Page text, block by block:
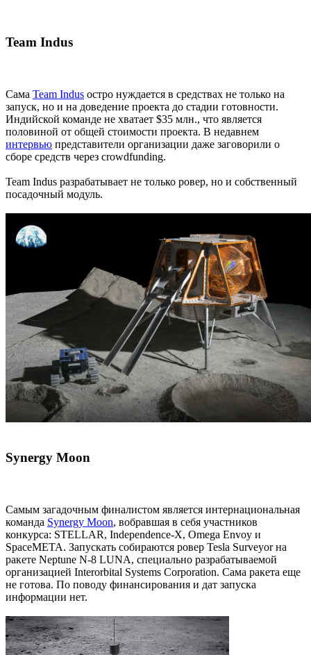
Team Indus
Сама Team Indus остро нуждается в средствах не только на
запуск, но и на доведение проекта до стадии готовности.
Индийской команде не хватает $35 млн., что является
половиной от общей стоимости проекта. В недавнем
интервью представители организации даже заговорили о
сборе средств через crowdfunding.
Team Indus разрабатывает не только ровер, но и собственный
посадочный модуль.
Synergy Moon
Самым загадочным финалистом является интернациональная
команда Synergy Moon, вобравшая в себя участников
конкурса: STELLAR, Independence-X, Omega Envoy и
SpaceMETA. Запускать собираются ровер Tesla Surveyor на
ракете Neptune N-8 LUNA, специально разрабатываемой
организацией Interorbital Systems Corporation. Сама ракета еще
не готова. По поводу финансирования и дат запуска
информации нет.